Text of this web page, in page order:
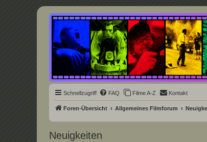
Underground Film Community
Die Underground Film Community ist ein deutschsprachiges
Schnellzugriff FAQ Filme A-Z Kontakt
Foren-Übersicht Allgemeines Filmforum
Neuigkeiten